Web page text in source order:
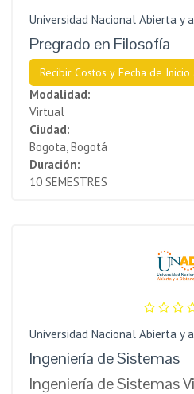
Universidad Nacional Abierta y
Pregrado en Filosofía
Recibir Costos y Fecha de Inicio
Modalidad:
Virtual
Ciudad:
Bogota, Bogotá
Duración:
10 SEMESTRES
Universidad Nacional Abierta y
Ingeniería de Sistemas
Ingeniería de Sistemas